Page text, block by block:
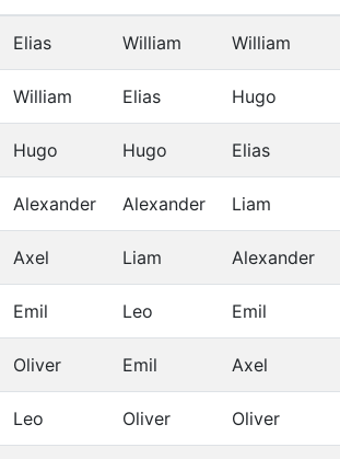
Elias William William
William Elias Hugo
Hugo Hugo Elias
Alexander Alexander Liam
Axel Liam Alexander
Emil Leo Emil
Oliver Emil Axel
Leo Oliver Oliver